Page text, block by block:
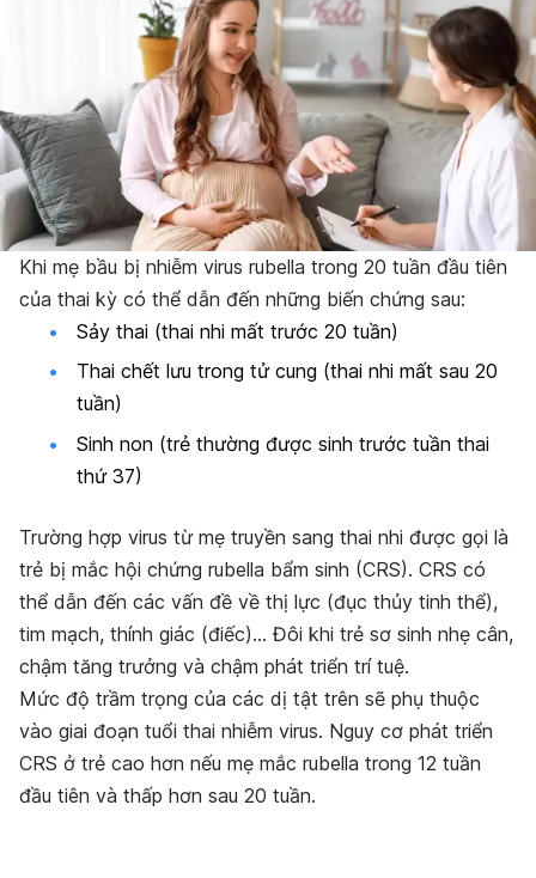
Khi mẹ bầu bị nhiễm virus rubella trong 20 tuần đầu tiên
của thai kỳ có thể dẫn đến những biến chứng sau:
Sảy thai (thai nhi mất trước 20 tuần)
Thai chết lưu trong tử cung (thai nhi mất sau 20
tuần)
Sinh non (trẻ thường được sinh trước tuần thai
thứ 37)
Trường hợp virus từ mẹ truyền sang thai nhi được gọi là
trẻ bị mắc hội chứng rubella bẩm sinh (CRS). CRS có
thể dẫn đến các vấn đề về thị lực (đục thủy tinh thể),
tim mạch, thính giác (điếc)… Đôi khi trẻ sơ sinh nhẹ cân,
chậm tăng trưởng và chậm phát triển trí tuệ.
Mức độ trầm trọng của các dị tật trên sẽ phụ thuộc
vào giai đoạn tuổi thai nhiễm virus. Nguy cơ phát triển
CRS ở trẻ cao hơn nếu mẹ mắc rubella trong 12 tuần
đầu tiên và thấp hơn sau 20 tuần.